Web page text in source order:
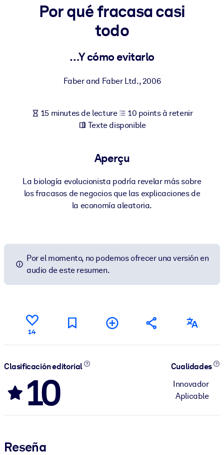
Intégrez des connaissances vérifiées et concises dans votre
Enrichissez votre bibliothèque d'entreprise avec des
commerciales fiables et prêtes à l'emploi.
Alimentez vos systèmes d'IA avec des connaissances fiables et
structurées pour améliorer les résultats.
Por qué fracasa casi
todo
…Y cómo evitarlo
Faber and Faber Ltd.,2006
15 minutes de lecture
10 points à retenir
Texte disponible
Aperçu
La biología evolucionista podría revelar más sobre
los fracasos de negocios que las explicaciones de
la economía aleatoria.
Por el momento, no podemos ofrecer una versión en
audio de este resumen.
14
Clasificación editorial
10
Cualidades
Innovador
Aplicable
Reseña